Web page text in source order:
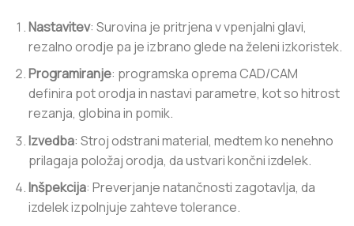
Nastavitev: Surovina je pritrjena v vpenjalni glavi,
rezalno orodje pa je izbrano glede na želeni izkoristek.
Programiranje: programska oprema CAD/CAM
definira pot orodja in nastavi parametre, kot so hitrost
rezanja, globina in pomik.
Izvedba: Stroj odstrani material, medtem ko nenehno
prilagaja položaj orodja, da ustvari končni izdelek.
Inšpekcija: Preverjanje natančnosti zagotavlja, da
izdelek izpolnjuje zahteve tolerance.